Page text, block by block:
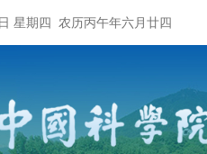
星期四 农历丙午年六月廿四